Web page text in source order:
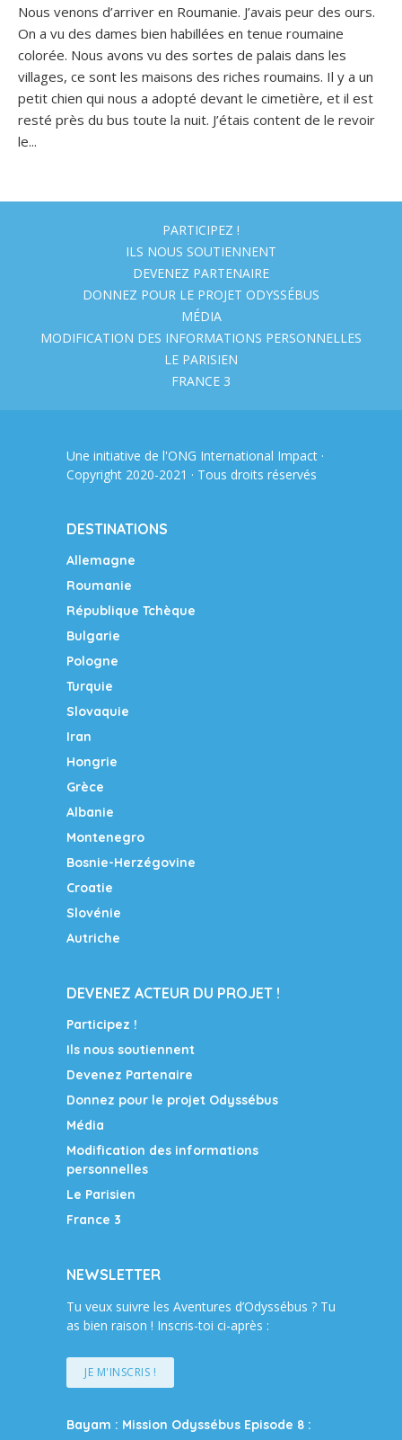
Nous venons d’arriver en Roumanie. J’avais peur des ours.
On a vu des dames bien habillées en tenue roumaine
colorée. Nous avons vu des sortes de palais dans les
villages, ce sont les maisons des riches roumains. Il y a un
petit chien qui nous a adopté devant le cimetière, et il est
resté près du bus toute la nuit. J’étais content de le revoir
le...
PARTICIPEZ !
ILS NOUS SOUTIENNENT
DEVENEZ PARTENAIRE
DONNEZ POUR LE PROJET ODYSSÉBUS
MÉDIA
MODIFICATION DES INFORMATIONS PERSONNELLES
LE PARISIEN
FRANCE 3
Une initiative de l'ONG International Impact ·
Copyright 2020-2021 · Tous droits réservés
DESTINATIONS
Allemagne
Roumanie
République Tchèque
Bulgarie
Pologne
Turquie
Slovaquie
Iran
Hongrie
Grèce
Albanie
Montenegro
Bosnie-Herzégovine
Croatie
Slovénie
Autriche
DEVENEZ ACTEUR DU PROJET !
Participez !
Ils nous soutiennent
Devenez Partenaire
Donnez pour le projet Odyssébus
Média
Modification des informations
personnelles
Le Parisien
France 3
NEWSLETTER
Tu veux suivre les Aventures d’Odyssébus ? Tu
as bien raison ! Inscris-toi ci-après :
JE M'INSCRIS !
Bayam : Mission Odyssébus Episode 8 :